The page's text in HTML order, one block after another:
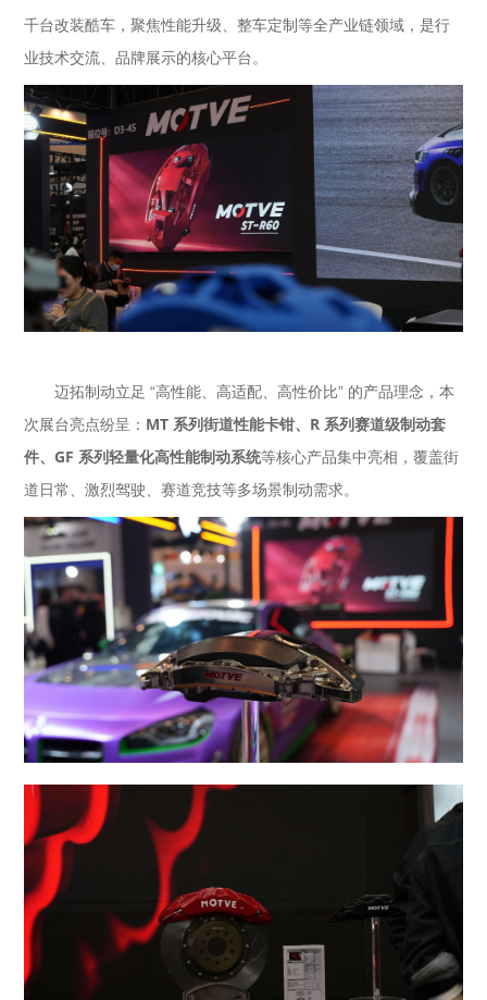
千台改装酷车，聚焦性能升级、整车定制等全产业链领域，是行
业技术交流、品牌展示的核心平台。
迈拓制动立足 “高性能、高适配、高性价比” 的产品理念，本
次展台亮点纷呈： MT 系列街道性能卡钳、R 系列赛道级制动套
件、GF 系列轻量化高性能制动系统等核心产品集中亮相，覆盖街
道日常、激烈驾驶、赛道竞技等多场景制动需求。